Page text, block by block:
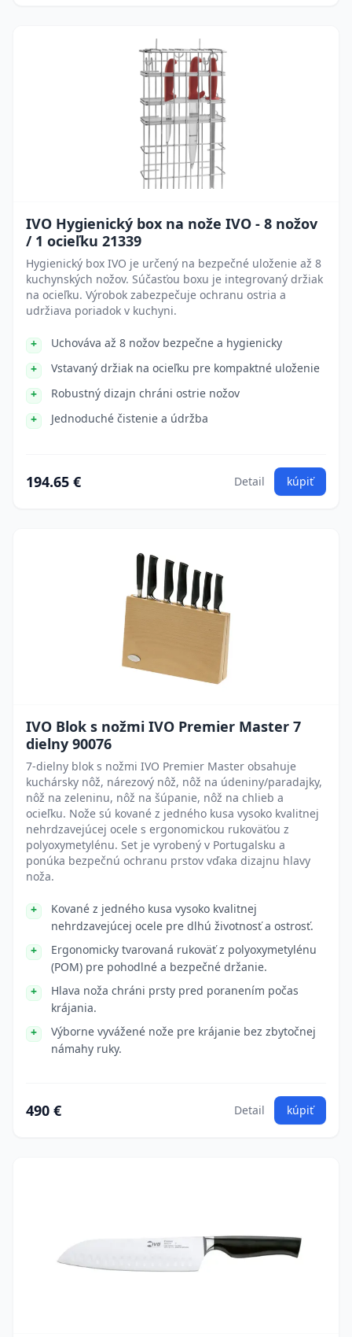
IVO Hygienický box na nože IVO - 8 nožov
/ 1 ocieľku 21339
Hygienický box IVO je určený na bezpečné uloženie až 8
kuchynských nožov. Súčasťou boxu je integrovaný držiak
na ocieľku. Výrobok zabezpečuje ochranu ostria a
udržiava poriadok v kuchyni.
Uchováva až 8 nožov bezpečne a hygienicky
Vstavaný držiak na ocieľku pre kompaktné uloženie
Robustný dizajn chráni ostrie nožov
Jednoduché čistenie a údržba
194.65 € Detail kúpiť
IVO Blok s nožmi IVO Premier Master 7
dielny 90076
7-dielny blok s nožmi IVO Premier Master obsahuje
kuchársky nôž, nárezový nôž, nôž na údeniny/paradajky,
nôž na zeleninu, nôž na šúpanie, nôž na chlieb a
ocieľku. Nože sú kované z jedného kusa vysoko kvalitnej
nehrdzavejúcej ocele s ergonomickou rukoväťou z
polyoxymetylénu. Set je vyrobený v Portugalsku a
ponúka bezpečnú ochranu prstov vďaka dizajnu hlavy
noža.
Kované z jedného kusa vysoko kvalitnej
nehrdzavejúcej ocele pre dlhú životnosť a ostrosť.
Ergonomicky tvarovaná rukoväť z polyoxymetylénu
(POM) pre pohodlné a bezpečné držanie.
Hlava noža chráni prsty pred poranením počas
krájania.
Výborne vyvážené nože pre krájanie bez zbytočnej
námahy ruky.
490 € Detail kúpiť